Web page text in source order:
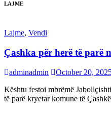
LAJME
Lajme, Vendi
Çashka për herë të parë
adminadmin
October 20,
Kështu festoi mbrëmë
të parë kryetar komune të